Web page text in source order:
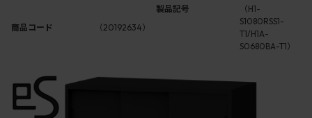
商品コード （20192634）
製品記号
（H1-
S1080RSS1-
T1/H1A-
S0680BA-T1）